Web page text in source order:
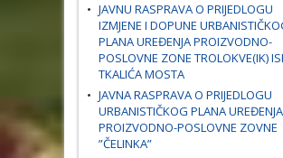
JAVNU RASPRAVA O PRIJEDLOGU
IZMJENE I DOPUNE
PLANA UREĐENJA PROIZVODNO-
POSLOVNE ZONE TROLOKVE(IK)
TKALIĆA MOSTA
JAVNA RASPRAVA O PRIJEDLOGU
URBANISTIČKOG PLANA UREĐENJA
PROIZVODNO-POSLOVNE ZOVNE
”ČELINKA”